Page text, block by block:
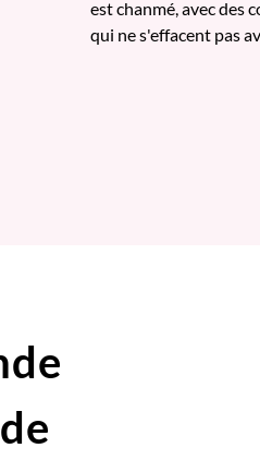
est chanmé, avec des
qui ne s'effacent pas